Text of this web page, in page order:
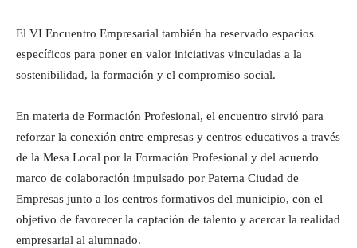
El VI Encuentro Empresarial también ha reservado espacios
específicos para poner en valor iniciativas vinculadas a la
sostenibilidad, la formación y el compromiso social.
En materia de Formación Profesional, el encuentro sirvió para
reforzar la conexión entre empresas y centros educativos a través
de la Mesa Local por la Formación Profesional y del acuerdo
marco de colaboración impulsado por Paterna Ciudad de
Empresas junto a los centros formativos del municipio, con el
objetivo de favorecer la captación de talento y acercar la realidad
empresarial al alumnado.